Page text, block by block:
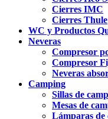
Cierres IMC
Cierres Thule
WC y Productos
Neveras
Compresor
Compresor
Neveras
Camping
Sillas de
Mesas de
Lámparas de